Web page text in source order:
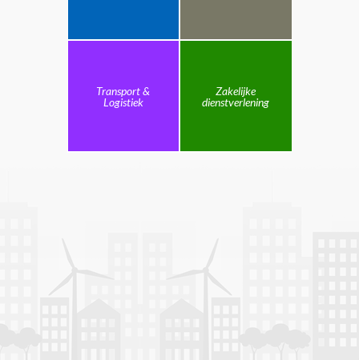
Transport &
Logistiek
Zakelijke
dienstverlening